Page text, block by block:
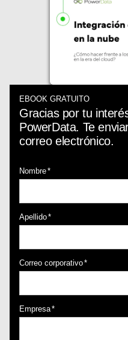
EBOOK GRATUITO
Gracias por tu
PowerData. Te
correo electrónico.
Nombre*
Apellido*
Correo corporativo*
Empresa*